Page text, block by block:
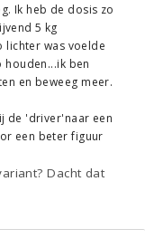
Ik heb de dosis zo
5 kg
lichter was voelde
houden...ik ben
en beweeg meer.
de 'driver'naar een
een beter figuur
Dacht dat